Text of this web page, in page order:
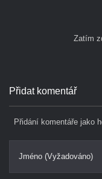
Zatím
Přidat komentář
Přidání komentáře jako
Jméno (Vyžadováno)